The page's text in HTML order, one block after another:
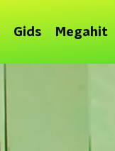
Gids Megahit